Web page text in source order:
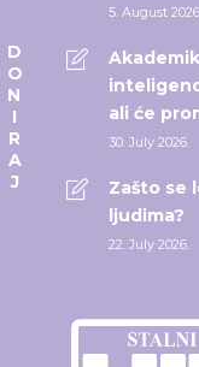
5. August
ali će
30. July 2026.
Zašto se
ljudima?
22. July 2026.
DONIRAJ